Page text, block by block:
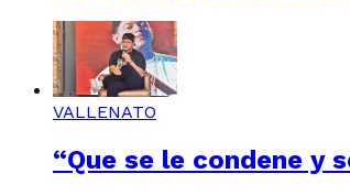
VALLENATO
“Que se le condene y